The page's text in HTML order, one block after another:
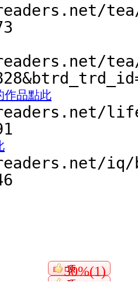
tea/
tea/
作品點此
iq/
50%(1)